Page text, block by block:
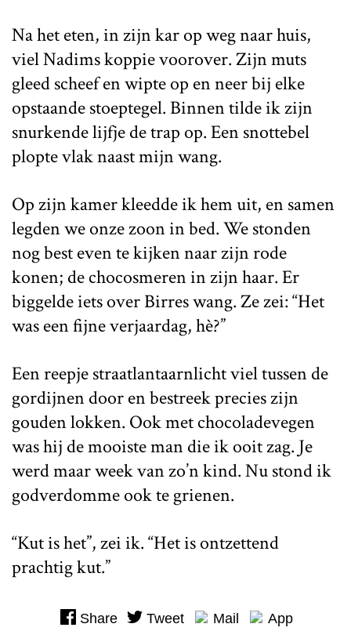
Na het eten, in zijn kar op weg naar huis,
viel Nadims koppie voorover. Zijn muts
gleed scheef en wipte op en neer bij elke
opstaande stoeptegel. Binnen tilde ik zijn
snurkende lijfje de trap op. Een snottebel
plopte vlak naast mijn wang.
Op zijn kamer kleedde ik hem uit, en samen
legden we onze zoon in bed. We stonden
nog best even te kijken naar zijn rode
konen; de chocosmeren in zijn haar. Er
biggelde iets over Birres wang. Ze zei: “Het
was een fijne verjaardag, hè?”
Een reepje straatlantaarnlicht viel tussen de
gordijnen door en bestreek precies zijn
gouden lokken. Ook met chocoladevegen
was hij de mooiste man die ik ooit zag. Je
werd maar week van zo’n kind. Nu stond ik
godverdomme ook te grienen.
“Kut is het”, zei ik. “Het is ontzettend
prachtig kut.”
Share Tweet Mail App